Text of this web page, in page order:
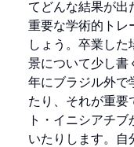
てどんな結果が出
重要な学術的トレ
しょう。卒業し
景について少し書
年にブラジル外で
たり、それが重要
ト・イニシアチ
いたりします。自